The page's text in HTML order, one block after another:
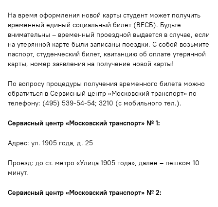
На время оформления новой карты студент может получить
временный единый социальный билет (ВЕСБ). Будьте
внимательны – временный проездной выдается в случае, если
на утерянной карте были записаны поездки. С собой возьмите
паспорт, студенческий билет, квитанцию об оплате утерянной
карты, номер заявления на получение новой карты!
По вопросу процедуры получения временного билета можно
обратиться в Сервисный центр «Московский транспорт» по
телефону: (495) 539-54-54; 3210 (с мобильного тел.).
Сервисный центр «Московский транспорт» № 1:
Адрес: ул. 1905 года, д. 25
Проезд: до ст. метро «Улица 1905 года», далее – пешком 10
минут.
Сервисный центр «Московский транспорт» № 2: